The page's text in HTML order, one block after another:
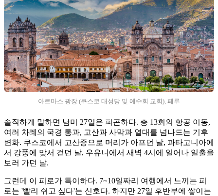
아르마스 광장 (쿠스코 대성당 및 예수회 교회), 페루
솔직하게 말하면 남미 27일은 피곤하다. 총 13회의 항공 이동,
여러 차례의 국경 통과, 고산과 사막과 열대를 넘나드는 기후
변화. 쿠스코에서 고산증으로 머리가 아프던 날, 파타고니아에
서 강풍에 맞서 걷던 날, 우유니에서 새벽 4시에 일어나 일출을
보러 가던 날.
그런데 이 피로가 특이하다. 7~10일짜리 여행에서 느끼는 피
로는 '빨리 쉬고 싶다'는 신호다. 하지만 27일 후반부에 쌓이는